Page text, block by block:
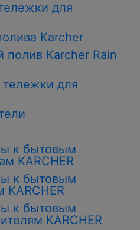
для
Karcher
полив Karcher Rain
для
к бытовым
KARCHER
к бытовым
KARCHER
к бытовым
KARCHER